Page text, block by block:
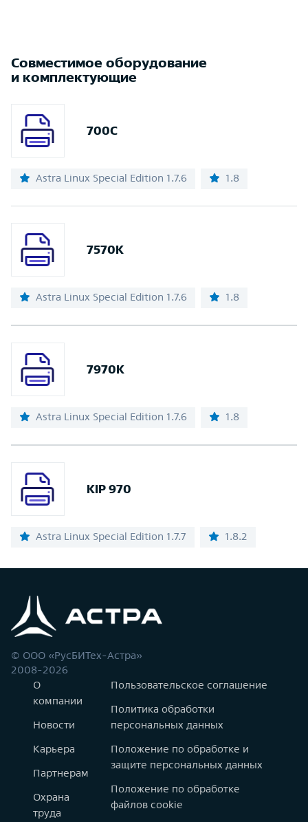
Совместимое оборудование
и комплектующие
700C
Astra Linux Special Edition 1.7.6 1.8
7570K
Astra Linux Special Edition 1.7.6 1.8
7970K
Astra Linux Special Edition 1.7.6 1.8
KIP 970
Astra Linux Special Edition 1.7.7 1.8.2
© ООО «РусБИТех-Астра»
2008-2026
О
компании
Новости
Карьера
Партнерам
Охрана
труда
Пользовательское соглашение
Политика обработки
персональных данных
Положение по обработке и
защите персональных данных
Положение по обработке
файлов cookie